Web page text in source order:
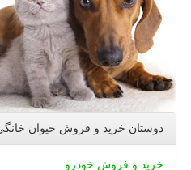
دوستان خرید و فروش حیوان
خرید و فروش خودرو